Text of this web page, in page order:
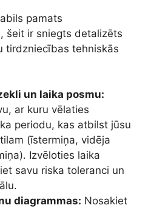
pamats
šeit ir sniegts detalizēts
tirdzniecības tehniskās
un laika posmu:
ar kuru vēlaties
periodu, kas atbilst jūsu
(īstermiņa, vidēja
Izvēloties laika
savu riska toleranci un
diagrammas: Nosakiet